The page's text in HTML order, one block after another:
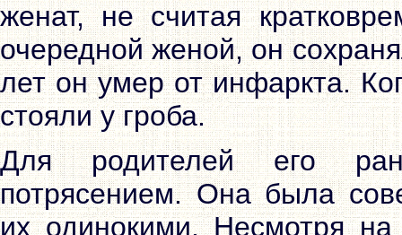
женат, не считая
очередной женой, он
лет он умер от инфаркта.
стояли у гроба.
Для родителей его
потрясением. Она была
их одинокими. Несмотря